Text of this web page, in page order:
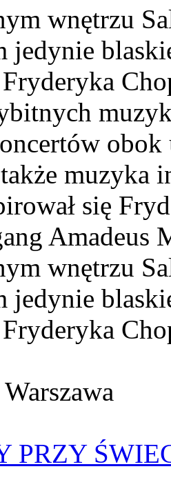
wnętrzu
jedynie
muzyka
się
Amadeus
wnętrzu
jedynie
PRZY